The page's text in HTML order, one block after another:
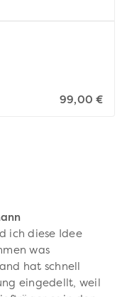
99,00 €
ich diese Idee
was
hat schnell
eingedellt, weil